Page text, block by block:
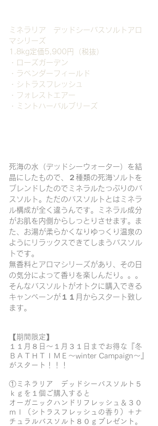
ミネラリア　デッドシーバスソルトアロ
マシリーズ
1.8kg定価5,900円（税抜）
・ローズガーデン
・ラベンダーフィールド
・シトラスフレッシュ
・フォレストエアー
・ミントハーバルブリーズ
死海の水（デッドシーウォーター）を結
晶にしたもので、２種類の死海ソルトを
ブレンドしたのでミネラルたっぷりのバ
スソルト。ただのバスソルトとはミネラ
ル構成が全く違うんです。ミネラル成分
がお肌を内側からしっとりさせます。ま
た、お湯が柔らかくなりゆっくり温泉の
ようにリラックスできてしまうバスソル
トです。
無香料とアロマシリーズがあり、その日
の気分によって香りを楽しんだり。。。
そんなバスソルトがオトクに購入できる
キャンペーンが１１月からスタート致し
ます。
【期間限定】
１１月８日～１月３１日までお得な『冬
ＢＡＴＨＴＩＭＥ～winter Campaign～』
がスタート！！！
①ミネラリア　デッドシーバスソルト５
ｋｇを１個ご購入すると
オーガニックハンドリフレッシュ＆３０
ｍｌ（シトラスフレッシュの香り）＋ナ
チュラルバスソルト８０ｇプレゼント。